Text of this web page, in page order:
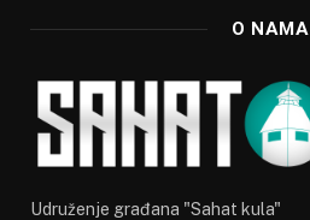
O NAMA
Udruženje građana "Sahat kula"